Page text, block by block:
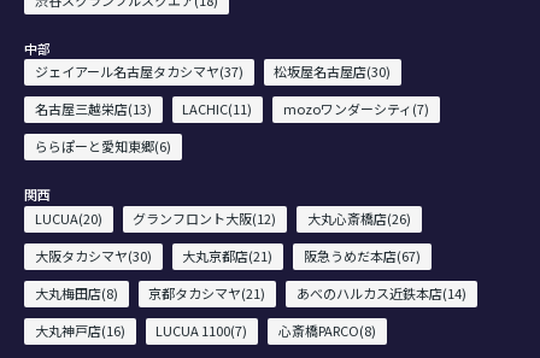
中部
ジェイアール名古屋タカシマヤ(37)
松坂屋名古屋店(30)
名古屋三越栄店(13)
LACHIC(11)
mozoワンダーシティ(7)
ららぽーと愛知東郷(6)
関西
LUCUA(20)
グランフロント大阪(12)
大丸心斎橋店(26)
大阪タカシマヤ(30)
大丸京都店(21)
阪急うめだ本店(67)
大丸梅田店(8)
京都タカシマヤ(21)
あべのハルカス近鉄本店(14)
大丸神戸店(16)
LUCUA 1100(7) 心斎橋PARCO(8)